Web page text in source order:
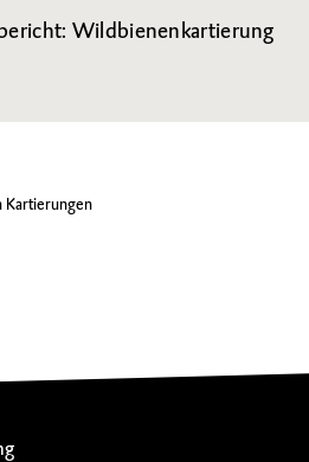
Wildbienenkartierung
Kartierungen